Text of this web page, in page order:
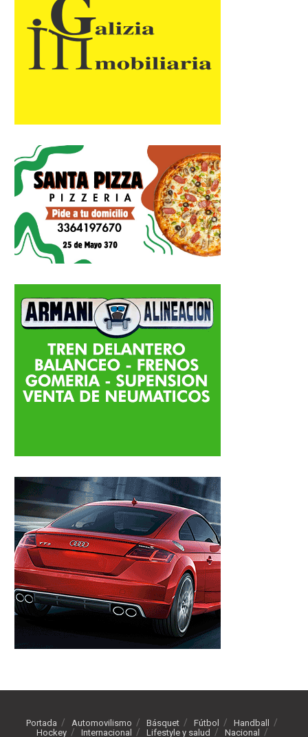
Portada Automovilismo Básquet Fútbol
Handball
Hockey
Internacional Lifestyle y salud
Nacional